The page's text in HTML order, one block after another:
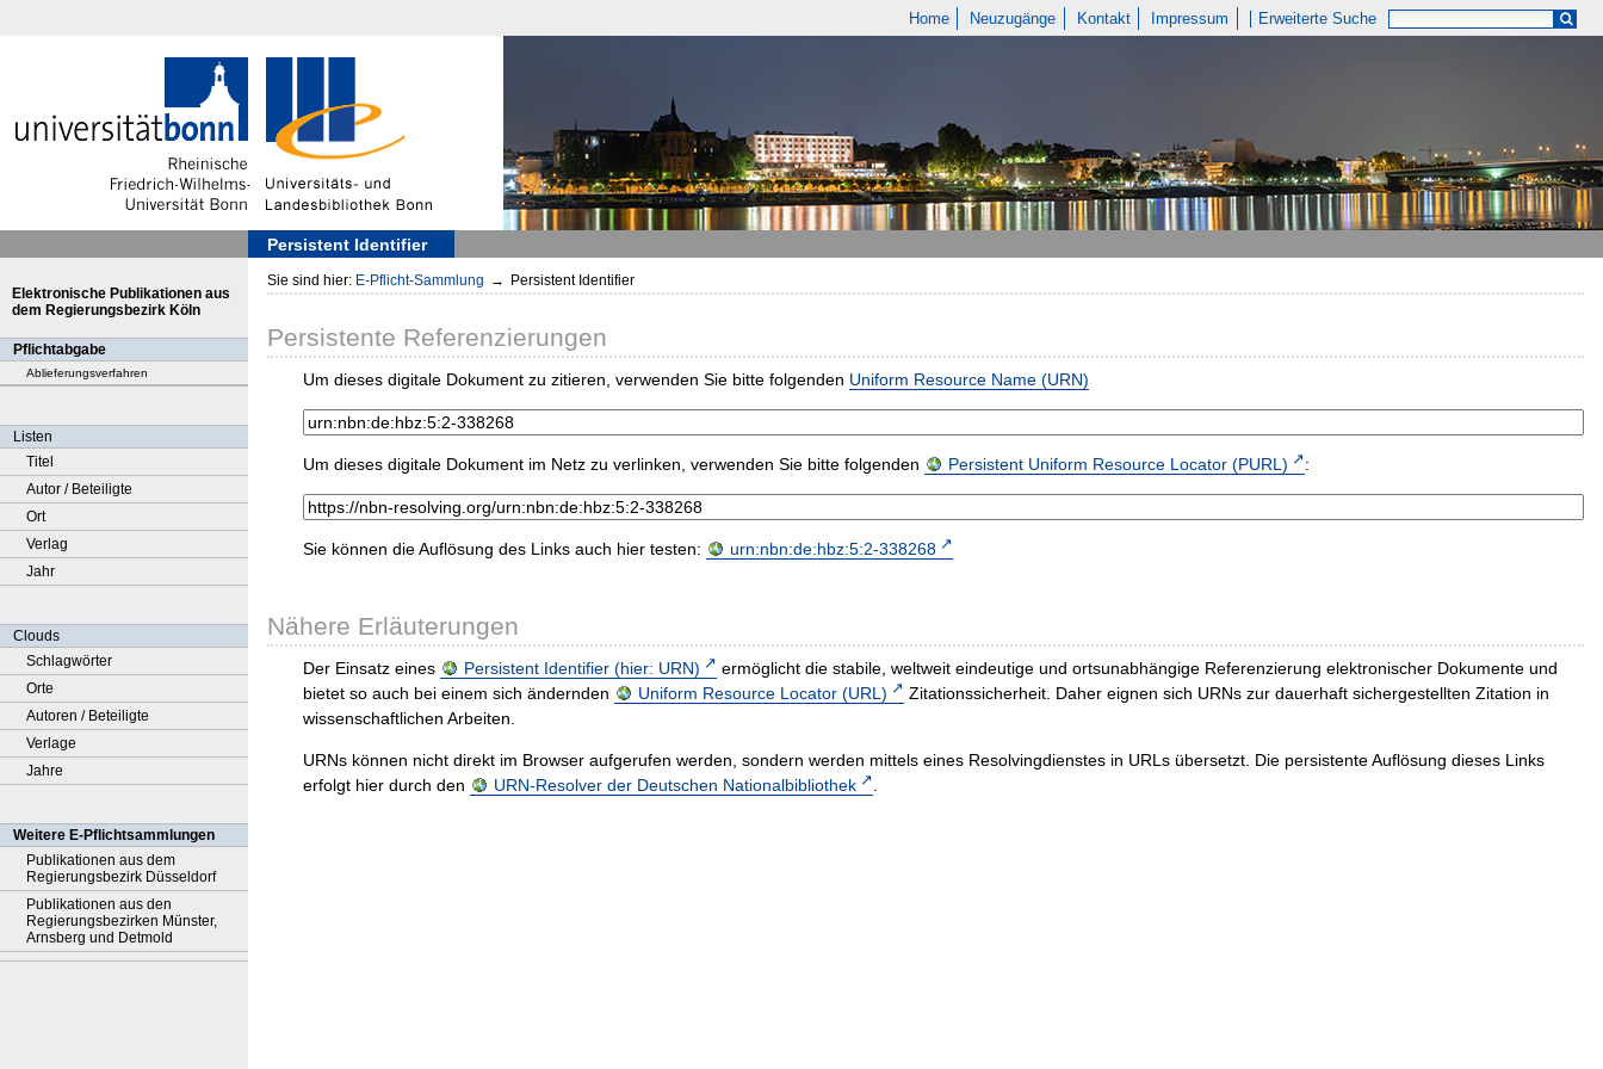
Home Neuzugänge Kontakt Impressum Erweiterte Suche
Persistent Identifier
Elektronische Publikationen aus
dem Regierungsbezirk Köln
Pflichtabgabe
Ablieferungsverfahren
Listen
Titel
Autor / Beteiligte
Ort
Verlag
Jahr
Clouds
Schlagwörter
Orte
Autoren / Beteiligte
Verlage
Jahre
Weitere E-Pflichtsammlungen
Publikationen aus dem
Regierungsbezirk Düsseldorf
Publikationen aus den
Regierungsbezirken Münster,
Arnsberg und Detmold
Sie sind hier: E-Pflicht-Sammlung → Persistent Identifier
Persistente Referenzierungen
Um dieses digitale Dokument zu zitieren, verwenden Sie bitte folgenden Uniform Resource Name (URN)
Um dieses digitale Dokument im Netz zu verlinken, verwenden Sie bitte folgenden Persistent Uniform Resource Locator (PURL) :
Sie können die Auflösung des Links auch hier testen: urn:nbn:de:hbz:5:2-338268
Nähere Erläuterungen
Der Einsatz eines Persistent Identifier (hier: URN)
ermöglicht die stabile, weltweit eindeutige und ortsunabhängige Referenzierung elektronischer Dokumente und
bietet so auch bei einem sich ändernden
Uniform Resource Locator (URL)
Zitationssicherheit. Daher eignen sich URNs zur dauerhaft sichergestellten Zitation in
wissenschaftlichen Arbeiten.
URNs können nicht direkt im Browser aufgerufen werden, sondern werden mittels eines Resolvingdienstes in URLs übersetzt. Die persistente Auflösung dieses Links
erfolgt hier durch den
URN-Resolver der Deutschen Nationalbibliothek .